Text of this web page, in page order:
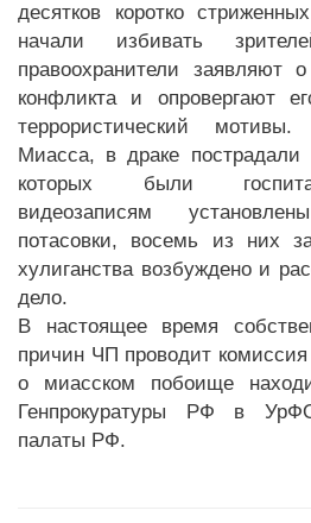
десятков коротко
начали избивать
правоохранители заявляют
конфликта и опровергают
террористический
Миасса, в драке пострадали
которых были
видеозаписям
потасовки, восемь из них
хулиганства возбуждено и
дело.
В настоящее время
причин ЧП проводит
о миасском побоище
Генпрокуратуры РФ в
палаты РФ.